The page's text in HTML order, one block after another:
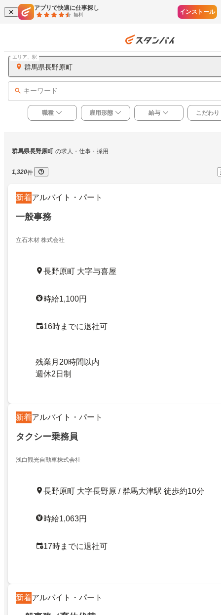
アプリで快適に仕事探し
無料 インストール
群馬県長野原町
エリア、駅
キーワード
職種 雇用形態 給与 こだわり
群馬県長野原町 の求人・仕事・採用
1,320件
新着アルバイト・パート
一般事務
立石木材 株式会社
長野原町 大字与喜屋
時給1,100円
16時までに退社可
残業月20時間以内
週休2日制
新着アルバイト・パート
タクシー乗務員
浅白観光自動車株式会社
長野原町 大字長野原 / 群馬大津駅 徒歩約10分
時給1,063円
17時までに退社可
新着アルバイト・パート